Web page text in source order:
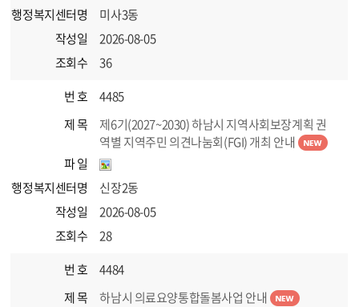
행정복지센터명
미사3동
작성일
2026-08-05
조회수
36
번 호
4485
제 목
제6기(2027~2030) 하남시 지역사회보장계획 권
역별 지역주민 의견나눔회(FGI) 개최 안내
파 일
행정복지센터명
신장2동
작성일
2026-08-05
조회수
28
번 호
4484
제 목
하남시 의료요양통합돌봄사업 안내